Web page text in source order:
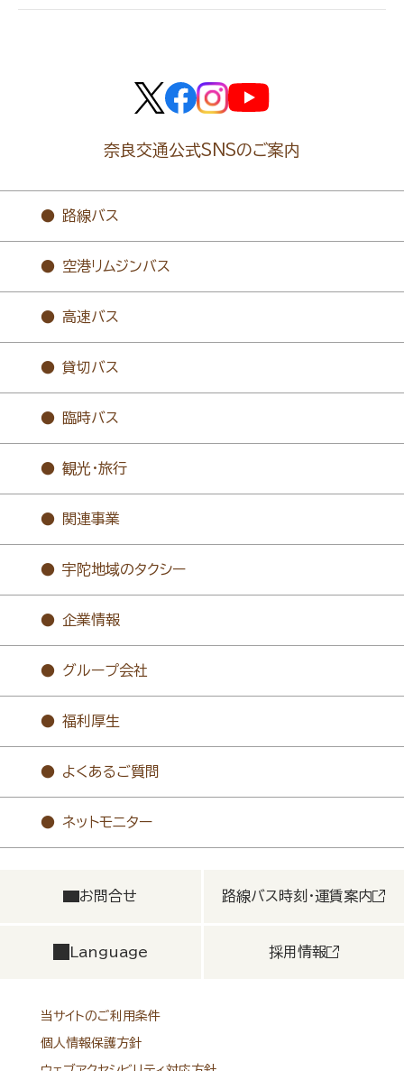
奈良交通公式SNSのご案内
路線バス
空港リムジンバス
高速バス
貸切バス
臨時バス
観光・旅行
関連事業
宇陀地域のタクシー
企業情報
グループ会社
福利厚生
よくあるご質問
ネットモニター
お問合せ 路線バス時刻・運賃案内
Language 採用情報
当サイトのご利用条件
個人情報保護方針